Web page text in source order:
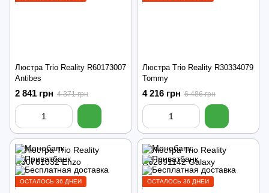
Люстра Trio Reality R60173007
Antibes
2 841 грн 4 371 грн
Люстра Trio Reality R30334079
Tommy
4 216 грн 6 486 грн
ОСТАЛОСЬ 36 ДНЕЙ ОСТАЛОСЬ 36 ДНЕЙ